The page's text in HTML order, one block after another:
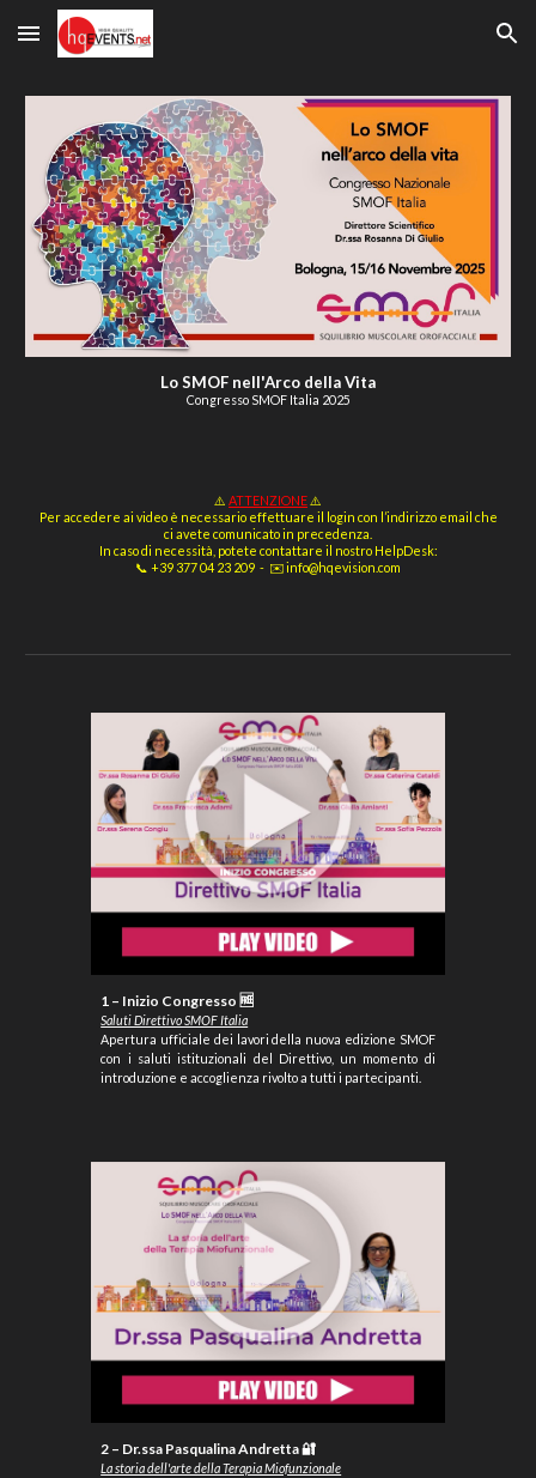
Skip to main content Skip to navigation
Lo SMOF nell'Arco della Vita
Congresso SMOF Italia 2025
⚠️ ATTENZIONE ⚠️
Per accedere ai video è necessario effettuare il login con l’indirizzo email che
ci avete comunicato in precedenza.
In caso di necessità, potete contattare il nostro HelpDesk:
📞 +39 377 04 23 209 - ✉️ info@hqevision.com
1 – Inizio Congresso 🆓
Saluti Direttivo SMOF Italia
Apertura ufficiale dei lavori della nuova edizione SMOF
con i saluti istituzionali del Direttivo, un momento di
introduzione e accoglienza rivolto a tutti i partecipanti.
2 – Dr.ssa Pasqualina Andretta 🔐
La storia dell'arte della Terapia Miofunzionale